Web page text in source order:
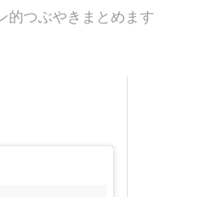
的つぶやきまとめます